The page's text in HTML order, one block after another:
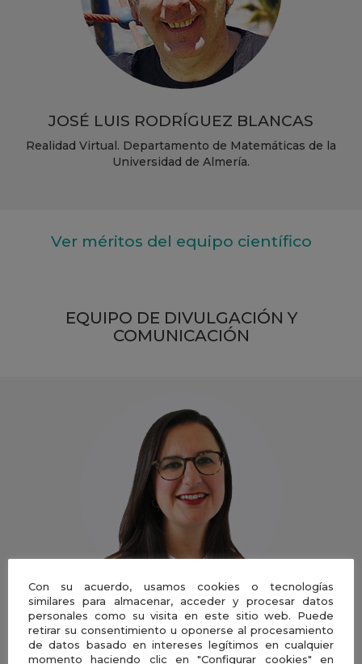
JOSÉ LUIS RODRÍGUEZ BLANCAS
Realidad Virtual. Departamento de Matemáticas de la
Universidad de Almería.
Ver méritos del equipo científico
EQUIPO DE DIVULGACIÓN Y
COMUNICACIÓN
ANA RODRÍGUEZ REY
Responsable de Redes Sociales
Con su acuerdo, usamos cookies o tecnologías
similares para almacenar, acceder y procesar datos
personales como su visita en este sitio web. Puede
retirar su consentimiento u oponerse al procesamiento
de datos basado en intereses legítimos en cualquier
momento haciendo clic en "Configurar cookies" en